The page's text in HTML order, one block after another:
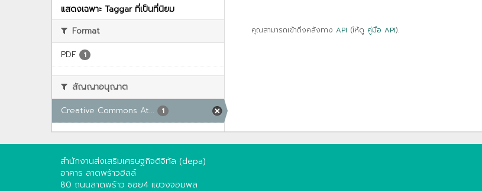
แสดงเฉพาะ Taggar ที่เป็นที่นิยม
Format
PDF
1
สัญญาอนุญาต
Creative Commons At...
1
คุณสามารถเข้าถึงคลังทาง API (ให้ดู คู่มือ API).
สำนักงานส่งเสริมเศรษฐกิจดิจิทัล (depa)
อาคาร ลาดพร้าวฮิลล์
80 ถนนลาดพร้าว ซอย4 แขวงจอมพล